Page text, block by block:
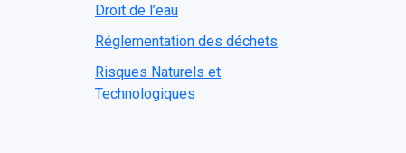
Droit de l’eau
Réglementation des déchets
Risques Naturels et
Technologiques